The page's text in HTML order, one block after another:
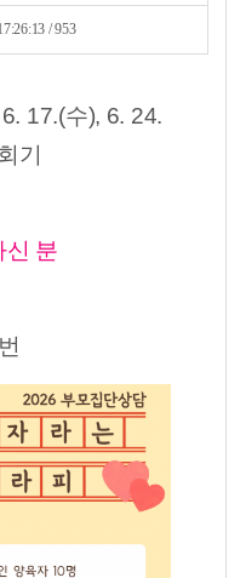
/ 953
17.(수), 6. 24.
기
신 분